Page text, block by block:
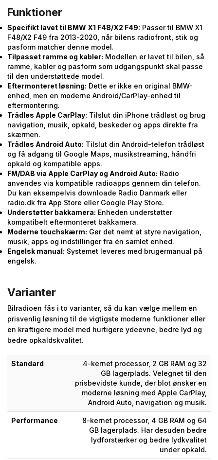
Funktioner
Specifikt lavet til BMW X1 F48/X2 F49: Passer til BMW X1
F48/X2 F49 fra 2013-2020, når bilens radiofront, stik og
pasform matcher denne model.
Tilpasset ramme og kabler: Modellen er lavet til bilen, så
ramme, kabler og pasform som udgangspunkt skal passe
til den understøttede model.
Eftermonteret løsning: Dette er ikke en original BMW-
enhed, men en moderne Android/CarPlay-enhed til
eftermontering.
Trådløs Apple CarPlay: Tilslut din iPhone trådløst og brug
navigation, musik, opkald, beskeder og apps direkte fra
skærmen.
Trådløs Android Auto: Tilslut din Android-telefon trådløst
og få adgang til Google Maps, musikstreaming, håndfri
opkald og kompatible apps.
FM/DAB via Apple CarPlay og Android Auto: Radio
anvendes via kompatible radioapps gennem din telefon.
Du kan eksempelvis downloade Radio Danmark eller
radio.dk fra App Store eller Google Play Store.
Understøtter bakkamera: Enheden understøtter
kompatibelt eftermonteret bakkamera.
Moderne touchskærm: Gør det nemt at styre navigation,
musik, apps og indstillinger fra én samlet enhed.
Engelsk manual: Systemet leveres med brugermanual på
engelsk.
Varianter
Bilradioen fås i to varianter, så du kan vælge mellem en
prisvenlig løsning til de vigtigste moderne funktioner eller
en kraftigere model med hurtigere ydeevne, bedre lyd og
bedre opkaldskvalitet.
Standard
4-kernet processor, 2 GB RAM og 32
GB lagerplads. Velegnet til den
prisbevidste kunde, der blot ønsker en
moderne løsning med Apple CarPlay,
Android Auto, navigation og musik.
Performance
8-kernet processor, 4 GB RAM og 64
GB lagerplads. Har desuden bedre
lydforstærker og bedre lydkvalitet
under opkald.